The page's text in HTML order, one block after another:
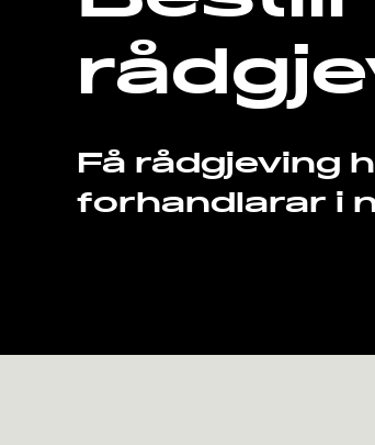
Få rådgjeving
forhandlarar i